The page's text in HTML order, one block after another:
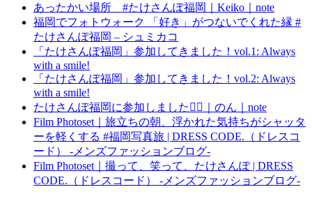
あったかい場所 #たけさんぽ福岡｜Keiko｜note
福岡でフォトウォーク 「好き」がつないでくれた縁 #
たけさんぽ福岡 – シュミカコ
「たけさんぽ福岡」参加してきました！vol.1: Always
with a smile!
「たけさんぽ福岡」参加してきました！vol.2: Always
with a smile!
たけさんぽ福岡に参加しました🚶‍♀️｜のん｜note
Film Photoset｜旅立ちの朝、浮かれた気持ちがシャッタ
ーを軽くする #福岡写真旅 | DRESS CODE.（ドレスコ
ード） -メンズファッションブログ-
Film Photoset｜撮って、笑って、たけさんぽ | DRESS
CODE.（ドレスコード） -メンズファッションブログ-